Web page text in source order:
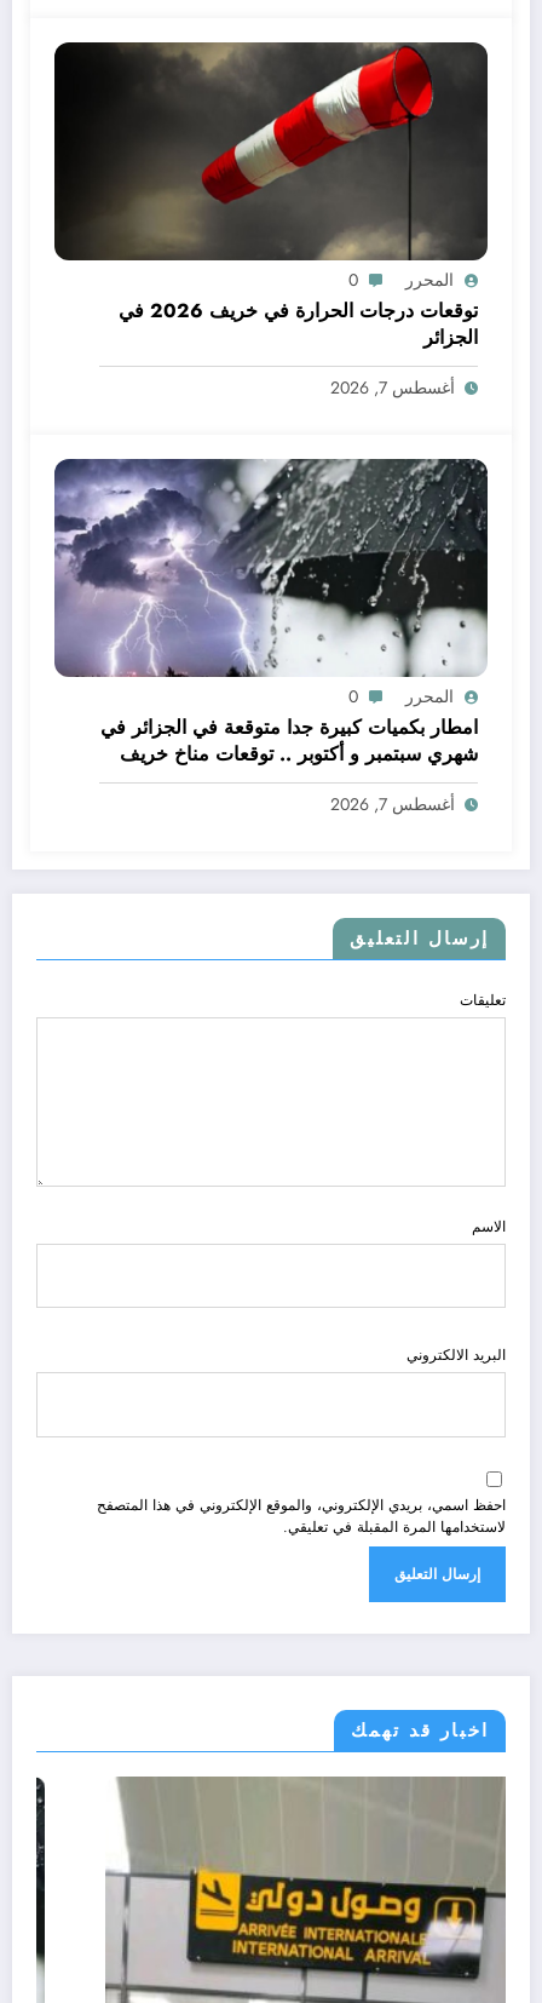
المحرر 0
توقعات درجات الحرارة في خريف 2026 في
الجزائر
أغسطس 7, 2026
المحرر 0
امطار بكميات كبيرة جدا متوقعة في الجزائر في
شهري سبتمبر و أكتوبر .. توقعات مناخ خريف
2026 الجزائر
أغسطس 7, 2026
إرسال التعليق
تعليقات
الاسم
البريد الالكتروني
احفظ اسمي، بريدي الإلكتروني، والموقع الإلكتروني في هذا المتصفح
لاستخدامها المرة المقبلة في تعليقي.
اخبار قد تهمك